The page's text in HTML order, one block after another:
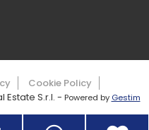
Cookie Policy
S.r.l. - Powered by Gestim